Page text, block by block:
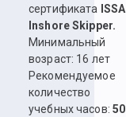
сертификата ISSA
Inshore Skipper.
Минимальный
возраст: 16 лет
Рекомендуемое
количество
учебных часов: 50